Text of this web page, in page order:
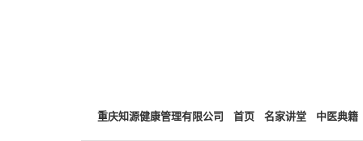
重庆知源健康管理有限公司 首页 名家讲堂 中医典籍